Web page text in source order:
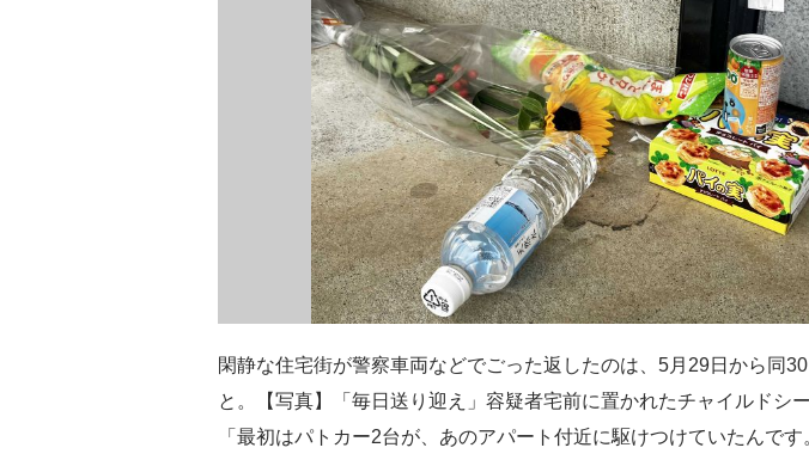
閑静な住宅街が警察車両などでごった返したのは、5月29日から同
と。【写真】「毎日送り迎え」容疑者宅前に置かれたチャイルドシ
「最初はパトカー2台が、あのアパート付近に駆けつけていたんで